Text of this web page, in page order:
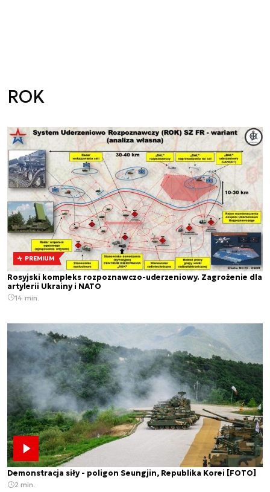
ROK
PREMIUM
Rosyjski kompleks rozpoznawczo-uderzeniowy. Zagrożenie dla
artylerii Ukrainy i NATO
14 min.
Demonstracja siły - poligon Seungjin, Republika Korei [FOTO]
2 min.